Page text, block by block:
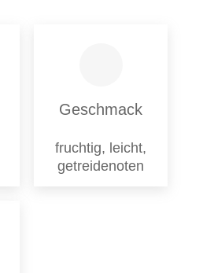
Geschmack
fruchtig, leicht,
getreidenoten